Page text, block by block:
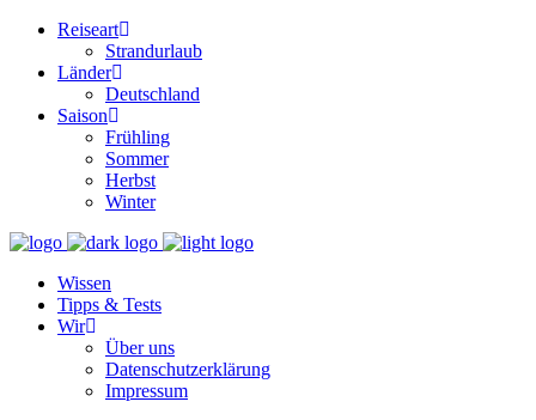
Reiseart
Strandurlaub
Länder
Deutschland
Saison
Frühling
Sommer
Herbst
Winter
Wissen
Tipps & Tests
Wir
Über uns
Datenschutzerklärung
Impressum